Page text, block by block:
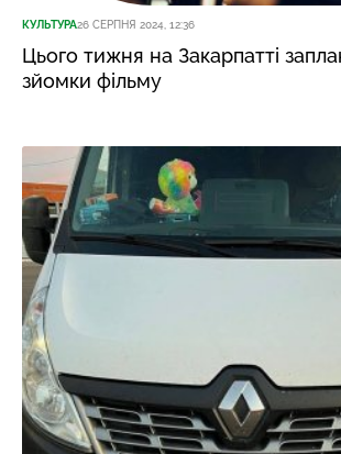
КУЛЬТУРА26 СЕРПНЯ 2024, 12:36
Цього тижня на Закарпатті
зйомки фільму